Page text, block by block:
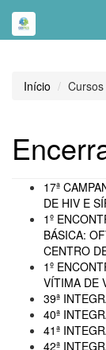
Início Cursos
17ª
DE HIV E
1º
BÁSICA:
CENTRO
1º
VÍTIMA DE
39ª
40ª
41ª
42ª